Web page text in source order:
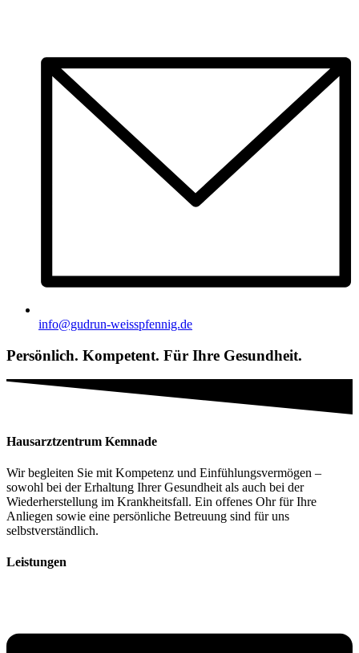
info@gudrun-weisspfennig.de
Persönlich. Kompetent. Für Ihre Gesundheit.
Hausarztzentrum Kemnade
Wir begleiten Sie mit Kompetenz und Einfühlungsvermögen –
sowohl bei der Erhaltung Ihrer Gesundheit als auch bei der
Wiederherstellung im Krankheitsfall. Ein offenes Ohr für Ihre
Anliegen sowie eine persönliche Betreuung sind für uns
selbstverständlich.
Leistungen